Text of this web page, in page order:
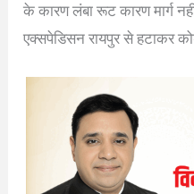
के कारण लंबा रूट कारण मार्ग
एक्सपेडिसन रायपुर से हटाकर